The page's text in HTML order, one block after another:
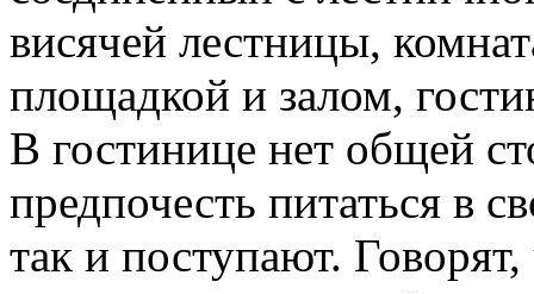
висячей лестницы,
площадкой и залом,
В гостинице нет общей
предпочесть питаться в
так и поступают.